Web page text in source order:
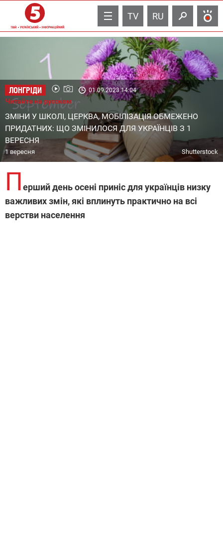
TV RU
ЛОНГРІДИ 01.09.2023 14:04
Читайте на русском
ЗМІНИ У ШКОЛІ, ЦЕРКВА, МОБІЛІЗАЦІЯ ОБМЕЖЕНО
ПРИДАТНИХ: ЩО ЗМІНИЛОСЯ ДЛЯ УКРАЇНЦІВ З 1
ВЕРЕСНЯ
1 вересня Shutterstock
Перший день осені приніс для українців низку
важливих змін, які вплинуть практично на всі
верстви населення